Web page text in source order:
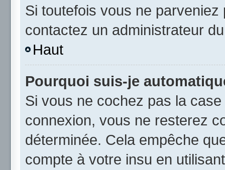
Si toutefois vous ne
contactez un administrateur
Haut
Pourquoi suis-je
Si vous ne cochez pas la case
connexion, vous ne resterez
déterminée. Cela empêche
compte à votre insu en